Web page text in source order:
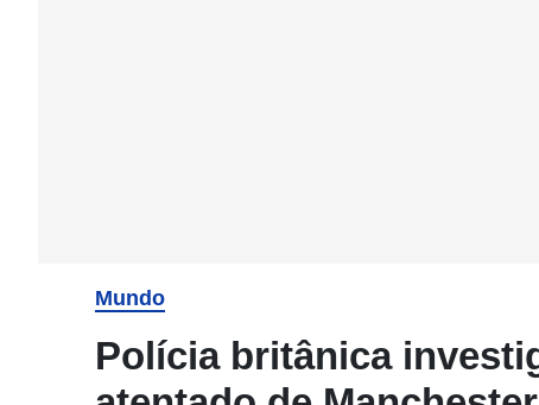
Mundo
Polícia britânica